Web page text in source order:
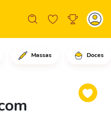
Massas Doces
em fogo